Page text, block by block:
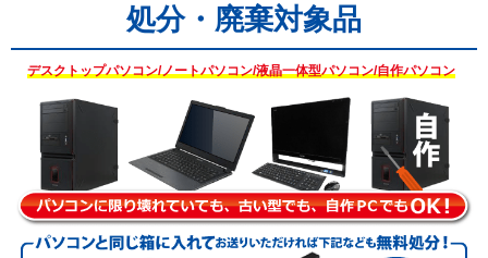
処分・廃棄対象品
デスクトップパソコン/ノートパソコン/液晶一体型パソコン/自作パソコン